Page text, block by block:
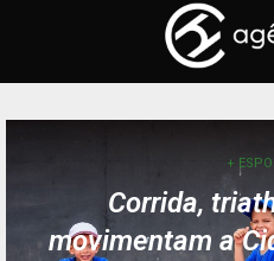
+
Corrida,
movimentam a